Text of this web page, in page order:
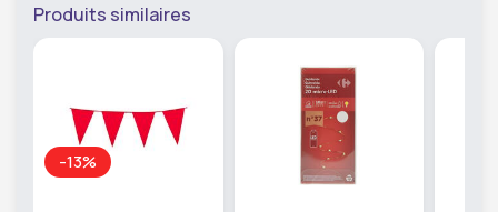
Produits similaires
-13%